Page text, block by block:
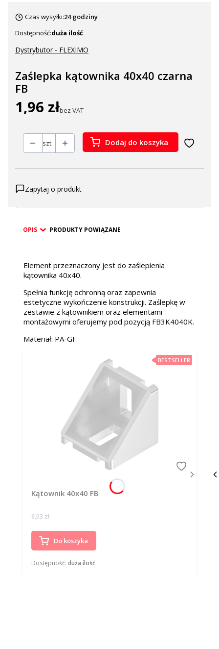
Czas wysyłki:24 godziny
Dostępność:duża ilość
Dystrybutor - FLEXIMO
Zaślepka kątownika 40x40 czarna
FB
Cena
1,96 złbez VAT
szt. Dodaj do koszyka
Zapytaj o produkt
OPIS PRODUKTY POWIĄZANE
Element przeznaczony jest do zaślepienia
kątownika 40x40.
Spełnia funkcję ochronną oraz zapewnia
estetyczne wykończenie konstrukcji. Zaślepkę w
zestawie z kątownikiem oraz elementami
montażowymi oferujemy pod pozycją FB3K4040K.
Materiał: PA-GF
BESTSELLER
Kątownik 40x40 FB
Cena
6,03 zł
Do koszyka
Dostępność: duża ilość